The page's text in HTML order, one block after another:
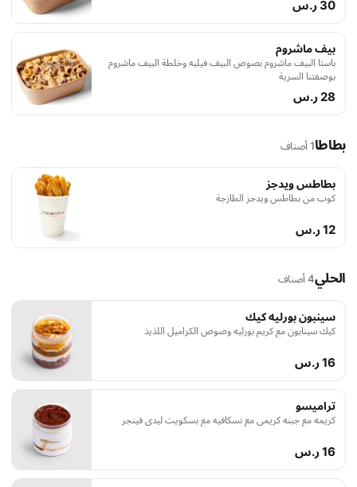
30 ر.س
بيف ماشروم
باستا البيف ماشروم بصوص البيف فيليه وخلطة البيف ماشروم
بوصفتنا السرية
28 ر.س
بطاطا1 أصناف
بطاطس ويدجز
كوب من بطاطس ويدجز الطازجة
12 ر.س
الحلي4 أصناف
سينبون بورليه كيك
كيك سينابون مع كريم بورليه وصوص الكراميل اللذيذ
16 ر.س
تراميسو
كريمه مع جبنه كريمى مع نسكافيه مع بسكويت ليدى فينجر
16 ر.س